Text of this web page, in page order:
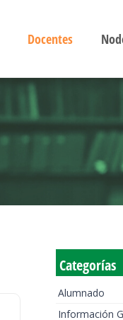
Docentes
Categorías
Alumnado
Información